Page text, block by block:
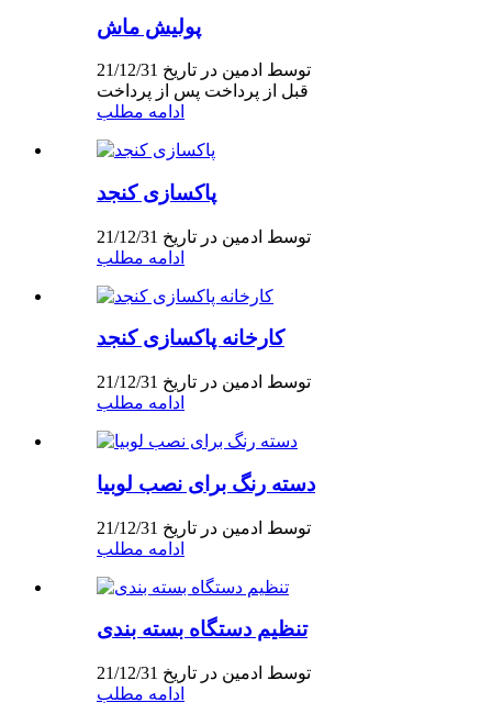
پولیش ماش
توسط ادمین در تاریخ 21/12/31
قبل از پرداخت پس از پرداخت
ادامه مطلب
پاکسازی کنجد
توسط ادمین در تاریخ 21/12/31
ادامه مطلب
کارخانه پاکسازی کنجد
توسط ادمین در تاریخ 21/12/31
ادامه مطلب
دسته رنگ برای نصب لوبیا
توسط ادمین در تاریخ 21/12/31
ادامه مطلب
تنظیم دستگاه بسته بندی
توسط ادمین در تاریخ 21/12/31
ادامه مطلب